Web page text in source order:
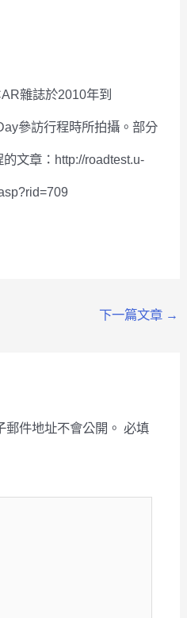
雜誌於2010年到
參訪行程時所拍攝。部分
文章：http://roadtest.u-
下一篇文章 →
件地址不會公開。 必填